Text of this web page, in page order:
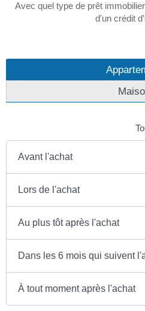
Avec quel type de prêt
d'un crédit
Avant l'achat
Lors de l'achat
Au plus tôt après l'achat
Dans les 6 mois qui suivent
À tout moment après l'achat